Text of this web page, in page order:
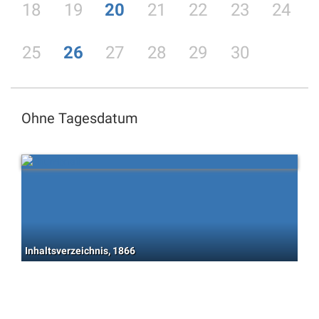
18 19 20 21 22 23 24
25 26 27 28 29 30
Ohne Tagesdatum
Inhaltsverzeichnis, 1866